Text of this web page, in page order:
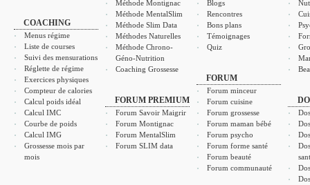
COACHING
Menus régime
Liste de courses
Suivi des mensurations
Réglette de régime
Exercices physiques
Compteur de calories
Calcul poids idéal
Calcul IMC
Courbe de poids
Calcul IMG
Grossesse mois par
mois
Méthode Montignac
Méthode MentalSlim
Méthode Slim Data
Méthodes Naturelles
Méthode Chrono-
Géno-Nutrition
Coaching Grossesse
FORUM PREMIUM
Forum Savoir Maigrir
Forum Montignac
Forum MentalSlim
Forum SLIM data
Blogs
Rencontres
Bons plans
Témoignages
Quiz
FORUM
Forum minceur
Forum cuisine
Forum grossesse
Forum maman bébé
Forum psycho
Forum forme santé
Forum beauté
Forum communauté